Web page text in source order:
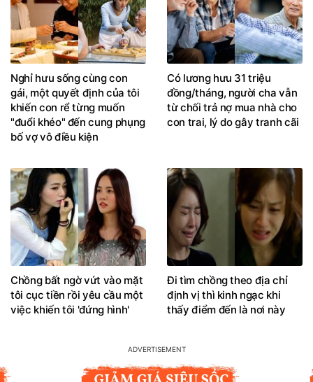
Nghỉ hưu sống cùng con
gái, một quyết định của tôi
khiến con rể từng muốn
"đuổi khéo" đến cung phụng
bố vợ vô điều kiện
Có lương hưu 31 triệu
đồng/tháng, người cha vẫn
từ chối trả nợ mua nhà cho
con trai, lý do gây tranh cãi
Chồng bất ngờ vứt vào mặt
tôi cục tiền rồi yêu cầu một
việc khiến tôi 'đứng hình'
Đi tìm chồng theo địa chỉ
định vị thì kinh ngạc khi
thấy điểm đến là nơi này